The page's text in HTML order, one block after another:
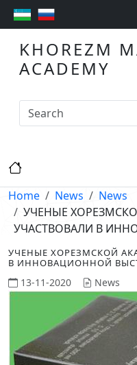
KHOREZM
ACADEMY
Home News
News
УЧЕНЫЕ
УЧАСТВОВАЛИ В
УЧЕНЫЕ ХОРЕЗМСКОЙ
В ИННОВАЦИОННОЙ
13-11-2020 News